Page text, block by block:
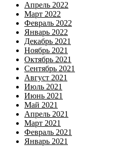
Апрель 2022
Март 2022
Февраль 2022
Январь 2022
Декабрь 2021
Ноябрь 2021
Октябрь 2021
Сентябрь 2021
Август 2021
Июль 2021
Июнь 2021
Май 2021
Апрель 2021
Март 2021
Февраль 2021
Январь 2021